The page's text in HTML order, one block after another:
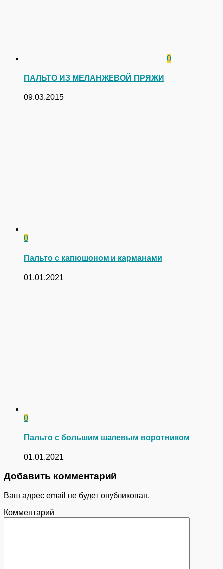
0
ПАЛЬТО ИЗ МЕЛАНЖЕВОЙ ПРЯЖИ
09.03.2015
0
Пальто с капюшоном и карманами
01.01.2021
0
Пальто с большим шалевым воротником
01.01.2021
Добавить комментарий
Ваш адрес email не будет опубликован.
Комментарий